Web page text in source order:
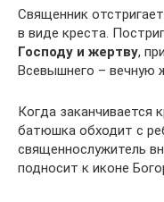
Священник
в виде креста.
Господу и жертву,
Всевышнего – вечную
Когда заканчивается
батюшка обходит с
священнослужитель
подносит к иконе